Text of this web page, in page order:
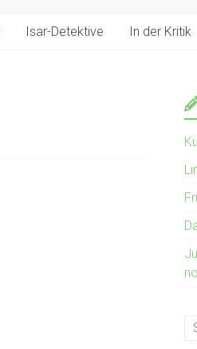
Isar-Detektive In der Kritik